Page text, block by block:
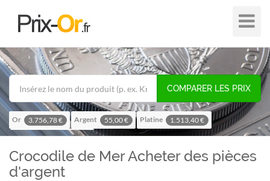
Plier
/
hors
de
COMPARER LES PRIX
Or 3.756,78 € Argent 55,00 € Platine
1.513,40 €
Palladium
1.195,57 €
Crocodile de MerAcheter des pièces
d'argent